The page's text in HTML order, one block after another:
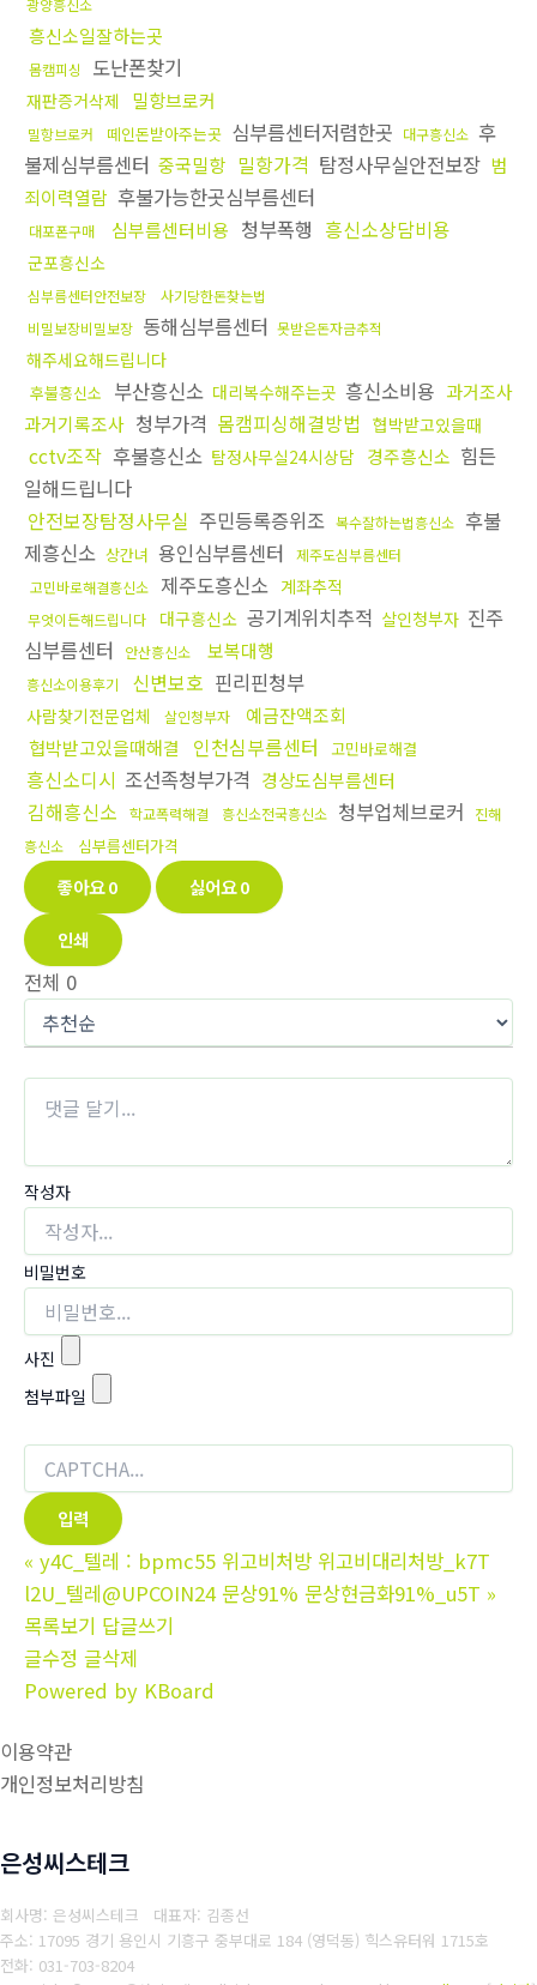
광양흥신소
흥신소일잘하는곳
몸캠피싱 도난폰찾기
재판증거삭제 밀항브로커
밀항브로커 떼인돈받아주는곳 심부름센터저렴한곳 대구흥신소 후
불제심부름센터 중국밀항 밀항가격 탐정사무실안전보장 범
죄이력열람 후불가능한곳심부름센터
대포폰구매 심부름센터비용 청부폭행 흥신소상담비용
군포흥신소
심부름센터안전보장
사기당한돈찾는법
비밀보장비밀보장 동해심부름센터 못받은돈자금추적
해주세요해드립니다
후불흥신소 부산흥신소 대리복수해주는곳 흥신소비용 과거조사
과거기록조사 청부가격 몸캠피싱해결방법 협박받고있을때
cctv조작 후불흥신소 탐정사무실24시상담 경주흥신소 힘든
일해드립니다
안전보장탐정사무실 주민등록증위조 복수잘하는법흥신소 후불
제흥신소 상간녀 용인심부름센터
제주도심부름센터
고민바로해결흥신소
제주도흥신소 계좌추적
무엇이든해드립니다 대구흥신소 공기계위치추적 살인청부자 진주
심부름센터
안산흥신소 보복대행
흥신소이용후기 신변보호 핀리핀청부
사람찾기전문업체 살인청부자
예금잔액조회
협박받고있을때해결
인천심부름센터 고민바로해결
흥신소디시 조선족청부가격 경상도심부름센터
김해흥신소 학교폭력해결 흥신소전국흥신소 청부업체브로커
진해
흥신소
심부름센터가격
좋아요0 싫어요0
인쇄
전체 0
작성자
비밀번호
사진
첨부파일
« y4C_텔레 : bpmc55 위고비처방 위고비대리처방_k7T
l2U_텔레@UPCOIN24 문상91% 문상현금화91%_u5T »
목록보기 답글쓰기
글수정 글삭제
Powered by KBoard
이용약관
개인정보처리방침
은성씨스테크
회사명: 은성씨스테크 대표자: 김종선
주소: 17095 경기 용인시 기흥구 중부대로 184 (영덕동) 힉스유터워 1715호
전화: 031-703-8204